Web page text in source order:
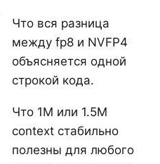
Что вся разница
между fp8 и NVFP4
объясняется одной
строкой кода.
Что 1M или 1.5M
context стабильно
полезны для любого